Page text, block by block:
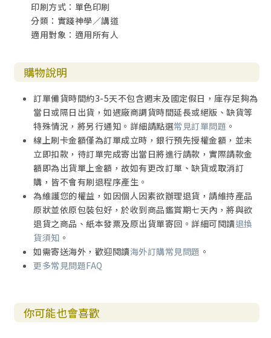
印刷方式：單色印刷
分類：實踐神學／講道
適用對象：適用所有人
購物說明
訂單備貨時間約3-5天不包含週末及國定假日，庫存足夠為
當日或隔日出貨，如遇廠商調貨時間延長或絕版、缺貨等
特殊情況，將另行通知。詳細請點選常見訂單問題 。
線上刷卡金額僅為訂單成立時，銀行預先授權金額，並未
立即扣款，待訂單完成寄出當日將進行請款，實際請款金
額即為出貨單上金額，故如有更改訂單、缺貨或取消訂
購，皆不會有刷退程序產生。
為維護您的權益，如因個人因素欲辦理退貨，請維持產品
原狀並依原包裝包好，於收到商品鑑賞期七天內，將與欲
退貨之商品、紙本發票及原出貨單寄回。詳細可閱讀退換
貨須知 。
如需寄送海外，歡迎閱讀海外訂購常見問題 。
更多常見問題FAQ
你可能也會喜歡